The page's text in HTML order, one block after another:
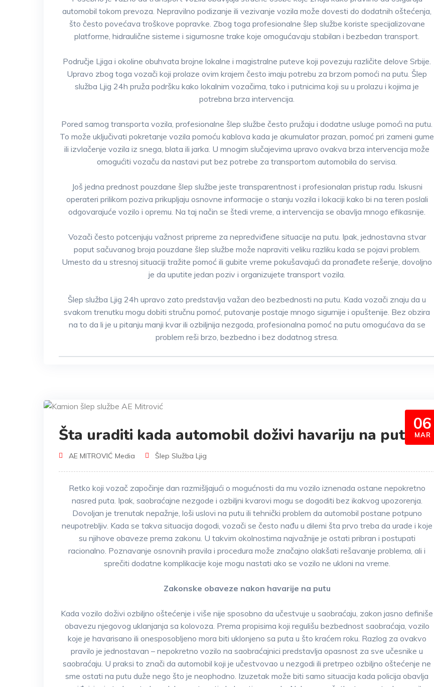
automobil tokom prevoza. Nepravilno podizanje ili vezivanje vozila može dovesti do dodatnih oštećenja,
što često povećava troškove popravke. Zbog toga profesionalne šlep službe koriste specijalizovane
platforme, hidraulične sisteme i sigurnosne trake koje omogućavaju stabilan i bezbedan transport.
Područje Ljiga i okoline obuhvata brojne lokalne i magistralne puteve koji povezuju različite delove Srbije.
Upravo zbog toga vozači koji prolaze ovim krajem često imaju potrebu za brzom pomoći na putu. Šlep
služba Ljig 24h pruža podršku kako lokalnim vozačima, tako i putnicima koji su u prolazu i kojima je
potrebna brza intervencija.
Pored samog transporta vozila, profesionalne šlep službe često pružaju i dodatne usluge pomoći na putu.
To može uključivati pokretanje vozila pomoću kablova kada je akumulator prazan, pomoć pri zameni gume
ili izvlačenje vozila iz snega, blata ili jarka. U mnogim slučajevima upravo ovakva brza intervencija može
omogućiti vozaču da nastavi put bez potrebe za transportom automobila do servisa.
Još jedna prednost pouzdane šlep službe jeste transparentnost i profesionalan pristup radu. Iskusni
operateri prilikom poziva prikupljaju osnovne informacije o stanju vozila i lokaciji kako bi na teren poslali
odgovarajuće vozilo i opremu. Na taj način se štedi vreme, a intervencija se obavlja mnogo efikasnije.
Vozači često potcenjuju važnost pripreme za nepredviđene situacije na putu. Ipak, jednostavna stvar
poput sačuvanog broja pouzdane šlep službe može napraviti veliku razliku kada se pojavi problem.
Umesto da u stresnoj situaciji tražite pomoć ili gubite vreme pokušavajući da pronađete rešenje, dovoljno
je da uputite jedan poziv i organizujete transport vozila.
Šlep služba Ljig 24h upravo zato predstavlja važan deo bezbednosti na putu. Kada vozači znaju da u
svakom trenutku mogu dobiti stručnu pomoć, putovanje postaje mnogo sigurnije i opuštenije. Bez obzira
na to da li je u pitanju manji kvar ili ozbiljnija nezgoda, profesionalna pomoć na putu omogućava da se
problem reši brzo, bezbedno i bez dodatnog stresa.
06
MAR
Šta uraditi kada automobil doživi havariju na putu?
AE MITROVIĆ Media Šlep Služba Ljig
Retko koji vozač započinje dan razmišljajući o mogućnosti da mu vozilo iznenada ostane nepokretno
nasred puta. Ipak, saobraćajne nezgode i ozbiljni kvarovi mogu se dogoditi bez ikakvog upozorenja.
Dovoljan je trenutak nepažnje, loši uslovi na putu ili tehnički problem da automobil postane potpuno
neupotrebljiv. Kada se takva situacija dogodi, vozači se često nađu u dilemi šta prvo treba da urade i koje
su njihove obaveze prema zakonu. U takvim okolnostima najvažnije je ostati pribran i postupati
racionalno. Poznavanje osnovnih pravila i procedura može značajno olakšati rešavanje problema, ali i
sprečiti dodatne komplikacije koje mogu nastati ako se vozilo ne ukloni na vreme.
Zakonske obaveze nakon havarije na putu
Kada vozilo doživi ozbiljno oštećenje i više nije sposobno da učestvuje u saobraćaju, zakon jasno definiše
obavezu njegovog uklanjanja sa kolovoza. Prema propisima koji regulišu bezbednost saobraćaja, vozilo
koje je havarisano ili onesposobljeno mora biti uklonjeno sa puta u što kraćem roku. Razlog za ovakvo
pravilo je jednostavan – nepokretno vozilo na saobraćajnici predstavlja opasnost za sve učesnike u
saobraćaju. U praksi to znači da automobil koji je učestvovao u nezgodi ili pretrpeo ozbiljno oštećenje ne
sme ostati na putu duže nego što je neophodno. Izuzetak može biti samo situacija kada policija obavlja